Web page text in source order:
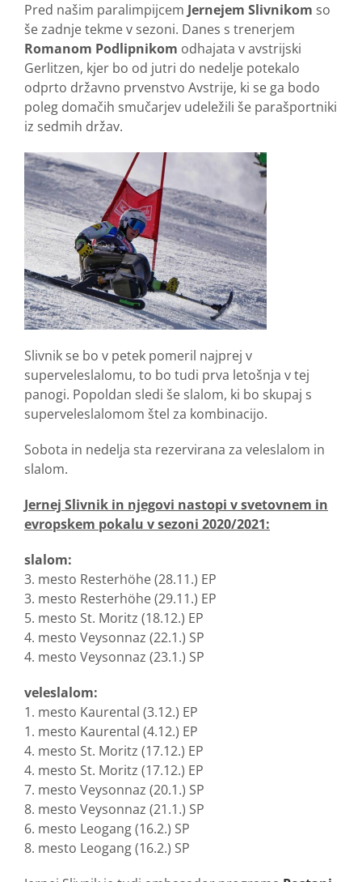
Pred našim paralimpijcem Jernejem Slivnikom so
še zadnje tekme v sezoni. Danes s trenerjem
Romanom Podlipnikom odhajata v avstrijski
Gerlitzen, kjer bo od jutri do nedelje potekalo
odprto državno prvenstvo Avstrije, ki se ga bodo
poleg domačih smučarjev udeležili še parašportniki
iz sedmih držav.
Slivnik se bo v petek pomeril najprej v
superveleslalomu, to bo tudi prva letošnja v tej
panogi. Popoldan sledi še slalom, ki bo skupaj s
superveleslalomom štel za kombinacijo.
Sobota in nedelja sta rezervirana za veleslalom in
slalom.
Jernej Slivnik in njegovi nastopi v svetovnem in
evropskem pokalu v sezoni 2020/2021:
slalom:
3. mesto Resterhöhe (28.11.) EP
3. mesto Resterhöhe (29.11.) EP
5. mesto St. Moritz (18.12.) EP
4. mesto Veysonnaz (22.1.) SP
4. mesto Veysonnaz (23.1.) SP
veleslalom:
1. mesto Kaurental (3.12.) EP
1. mesto Kaurental (4.12.) EP
4. mesto St. Moritz (17.12.) EP
4. mesto St. Moritz (17.12.) EP
7. mesto Veysonnaz (20.1.) SP
8. mesto Veysonnaz (21.1.) SP
6. mesto Leogang (16.2.) SP
8. mesto Leogang (16.2.) SP